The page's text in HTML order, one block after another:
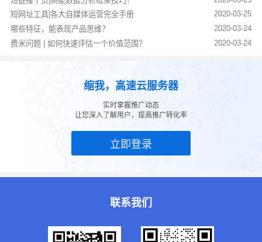
短网址工具|各大自媒体运营完全手册
2020-03-25
哪些特征，能表现产品思维？
2020-03-24
费米问题 | 如何快速评估一个价值范围？
2020-03-24
缩我，高速云服务器
实时掌握推广动态
让您深入了解用户，提高推广转化率
立即登录
联系我们